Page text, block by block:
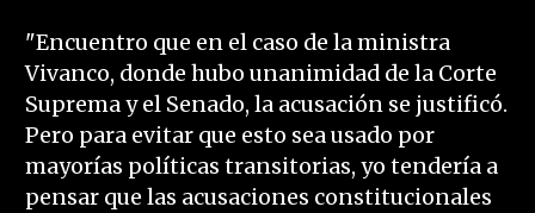
"Encuentro que en el caso de la ministra
Vivanco, donde hubo unanimidad de la Corte
Suprema y el Senado, la acusación se justificó.
Pero para evitar que esto sea usado por
mayorías políticas transitorias, yo tendería a
pensar que las acusaciones constitucionales